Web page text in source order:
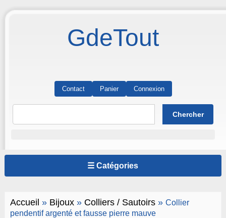
GdeTout
Contact Panier Connexion
☰ Catégories
Accueil » Bijoux» Colliers / Sautoirs» Collier
pendentif argenté et fausse pierre mauve